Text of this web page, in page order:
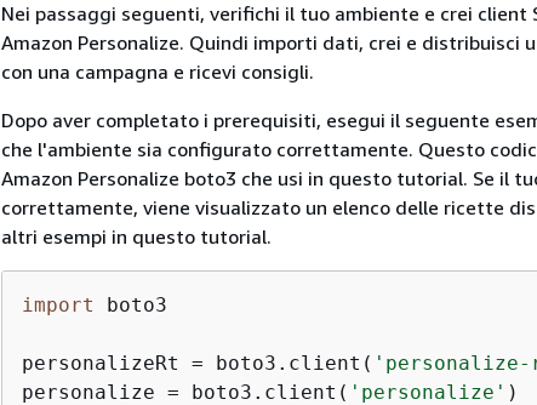
Nei passaggi seguenti, verifichi il tuo ambiente e crei client
Amazon Personalize. Quindi importi dati, crei e distribuisci
con una campagna e ricevi consigli.
Dopo aver completato i prerequisiti, esegui il seguente
che l'ambiente sia configurato correttamente. Questo
Amazon Personalize boto3 che usi in questo tutorial. Se il
correttamente, viene visualizzato un elenco delle ricette
altri esempi in questo tutorial.
import boto3
personalizeRt = boto3.client( 'personalize-
personalize = boto3.client( 'personalize' )